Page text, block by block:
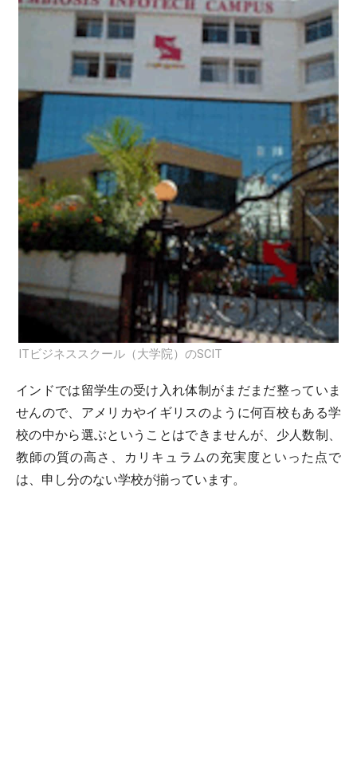
ITビジネススクール（大学院）のSCIT
インドでは留学生の受け入れ体制がまだまだ整っていま
せんので、アメリカやイギリスのように何百校もある学
校の中から選ぶということはできませんが、少人数制、
教師の質の高さ、カリキュラムの充実度といった点で
は、申し分のない学校が揃っています。